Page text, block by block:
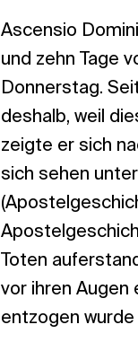
Ascensio
und zehn Tage
Donnerstag.
deshalb, weil
zeigte er sich
sich sehen
Toten
vor ihren Augen
entzogen wurde